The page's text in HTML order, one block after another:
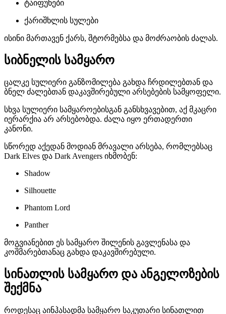
ტაიფუნები
ქარიშხლის სულები
ისინი მართავენ ქარს, შტორმებსა და მოძრაობის ძალას.
სიბნელის სამყარო
ცალკე სულიერი განზომილება გახდა ჩრდილებთან და
ბნელ ძალებთან დაკავშირებული არსებების სამყოფელი.
სხვა სულიერი სამყაროებისგან განსხვავებით, აქ მკაცრი
იერარქია არ არსებობდა. ძალა იყო ერთადერთი
კანონი.
სწორედ აქედან მოდიან მრავალი არსება, რომლებსაც
Dark Elves და Dark Avengers იხმობენ:
Shadow
Silhouette
Phantom Lord
Panther
მოგვიანებით ეს სამყარო შილენის გავლენასა და
კოშმარებთანაც გახდა დაკავშირებული.
სინათლის სამყარო და ანგელოზების
შექმნა
როდესაც აინჰასადმა სამყარო საკუთარი სინათლით